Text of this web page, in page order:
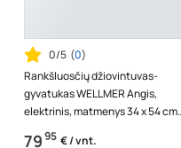
0/5 (0)
Rankšluosčių džiovintuvas-
gyvatukas WELLMER Angis,
elektrinis, matmenys 34 x 54 cm,
2 bangų, baltos spalvos, 37600B
7995 € / vnt.